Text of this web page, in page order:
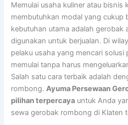
Memulai usaha kuliner atau bisnis
membutuhkan modal yang cukup
kebutuhan utama adalah gerobak
digunakan untuk berjualan. Di
pelaku usaha yang mencari solusi
memulai tanpa harus
Salah satu cara terbaik adalah
rombong.Ayuma Persewaan
pilihan terpercaya untuk Anda
sewa gerobak rombong di Klaten